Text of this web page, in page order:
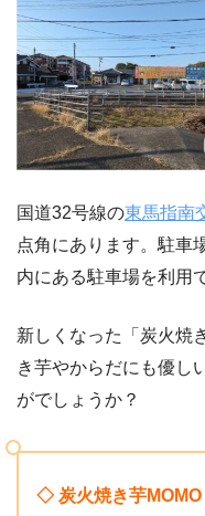
国道32号線の東馬指南
点角にあります。駐車
内にある駐車場を利用
新しくなった「炭火焼
き芋やからだにも優し
がでしょうか？
◇ 炭火焼き芋MOMO